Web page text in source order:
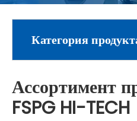
Категория
Ассортимент
FSPG HI-TECH